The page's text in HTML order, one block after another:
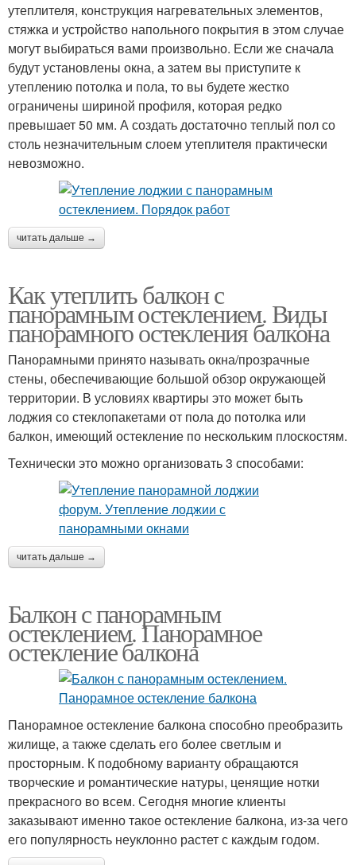
утеплителя, конструкция нагревательных элементов,
стяжка и устройство напольного покрытия в этом случае
могут выбираться вами произвольно. Если же сначала
будут установлены окна, а затем вы приступите к
утеплению потолка и пола, то вы будете жестко
ограничены шириной профиля, которая редко
превышает 50 мм. А создать достаточно теплый пол со
столь незначительным слоем утеплителя практически
невозможно.
читать дальше →
Как утеплить балкон с
панорамным остеклением. Виды
панорамного остекления балкона
Панорамными принято называть окна/прозрачные
стены, обеспечивающие большой обзор окружающей
территории. В условиях квартиры это может быть
лоджия со стеклопакетами от пола до потолка или
балкон, имеющий остекление по нескольким плоскостям.
Технически это можно организовать 3 способами:
читать дальше →
Балкон с панорамным
остеклением. Панорамное
остекление балкона
Панорамное остекление балкона способно преобразить
жилище, а также сделать его более светлым и
просторным. К подобному варианту обращаются
творческие и романтические натуры, ценящие нотки
прекрасного во всем. Сегодня многие клиенты
заказывают именно такое остекление балкона, из-за чего
его популярность неуклонно растет с каждым годом.